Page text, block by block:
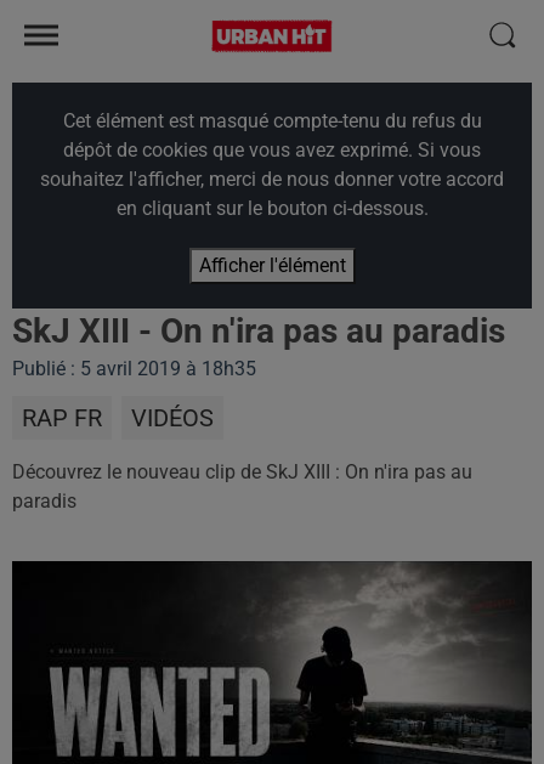
Cet élément est masqué compte-tenu du refus du
dépôt de cookies que vous avez exprimé. Si vous
souhaitez l'afficher, merci de nous donner votre accord
en cliquant sur le bouton ci-dessous.
Afficher l'élément
SkJ XIII - On n'ira pas au paradis
Publié : 5 avril 2019 à 18h35
RAP FR VIDÉOS
Découvrez le nouveau clip de SkJ XIII : On n'ira pas au
paradis